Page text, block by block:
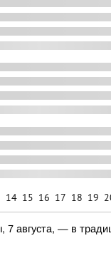
14 15 16 17 18 19
7 августа, — в